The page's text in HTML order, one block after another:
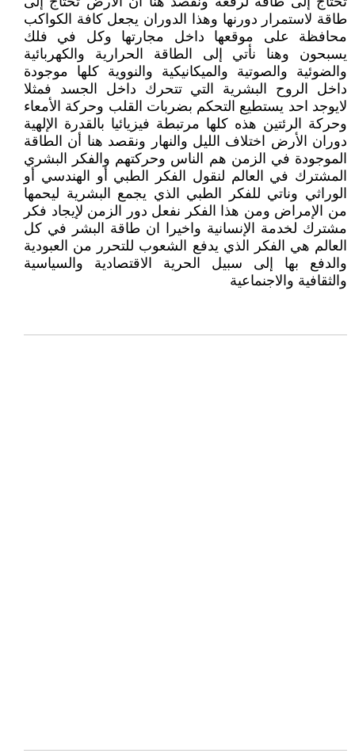
طاقة لاستمرار دورنها وهذا الدوران يجعل كافة الكواكب
محافظة على موقعها داخل مجارتها وكل في فلك
يسبحون وهنا نأتي إلى الطاقة الحرارية والكهربائية
والضوئية والصوتية والميكانيكية والنووية كلها موجودة
داخل الروح البشرية التي تتحرك داخل الجسد فمثلا
لايوجد احد يستطيع التحكم بضربات القلب وحركة الأمعاء
وحركة الرئتين هذه كلها مرتبطة فيزيائيا بالقدرة الإلهية
دوران الأرض اختلاف الليل والنهار ونقصد هنا أن الطاقة
الموجودة في الزمن هم الناس وحركتهم والفكر البشري
المشترك في العالم لنقول الفكر الطبي أو الهندسي أو
الوراثي وناتي للفكر الطبي الذي يجمع البشرية ليحمها
من الإمراض ومن هذا الفكر نفعل دور الزمن لإيجاد فكر
مشترك لخدمة الإنسانية واخيرا ان طاقة البشر في كل
العالم هي الفكر الذي يدفع الشعوب للتحرر من العبودية
والدفع بها إلى سبيل الحرية الاقتصادية والسياسية
والثقافية والاجنماعية